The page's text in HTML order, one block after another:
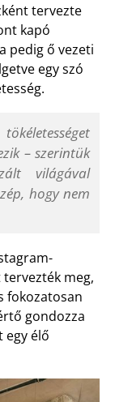
tervezte
kapó
pedig ő vezeti
egy szó
– szerintük
világával
hogy nem
meg,
fokozatosan
gondozza
egy élő